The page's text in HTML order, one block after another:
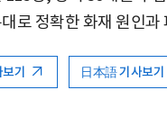
로 정확한 화재 원인
기 日本語 기사보기